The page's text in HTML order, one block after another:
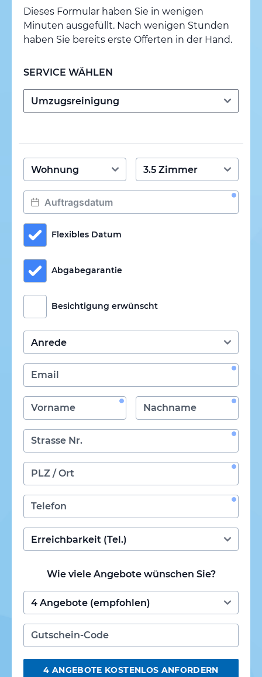
Dieses Formular haben Sie in wenigen
Minuten ausgefüllt. Nach wenigen Stunden
haben Sie bereits erste Offerten in der Hand.
SERVICE WÄHLEN
Flexibles Datum
Abgabegarantie
Besichtigung erwünscht
Wie viele Angebote wünschen Sie?
4 ANGEBOTE KOSTENLOS ANFORDERN